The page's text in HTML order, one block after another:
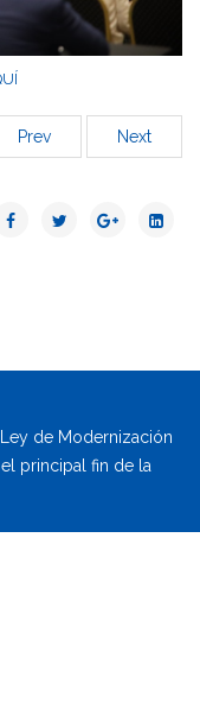
Prev Next
de Modernización
principal fin de la